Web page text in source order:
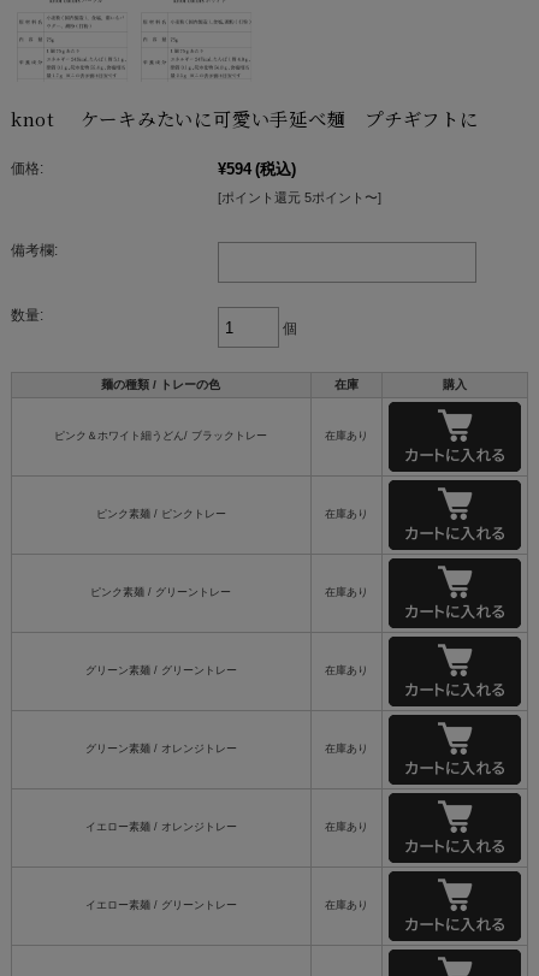
knot ケーキみたいに可愛い手延べ麺 プチギフトに
価格: ¥594 (税込)
[ポイント還元 5ポイント〜]
備考欄:
数量:
個
麺の種類 / トレーの色 在庫 購入
ピンク＆ホワイト細うどん/ ブラックトレー 在庫あり
ピンク素麺 / ピンクトレー 在庫あり
ピンク素麺 / グリーントレー 在庫あり
グリーン素麺 / グリーントレー 在庫あり
グリーン素麺 / オレンジトレー 在庫あり
イエロー素麺 / オレンジトレー 在庫あり
イエロー素麺 / グリーントレー 在庫あり